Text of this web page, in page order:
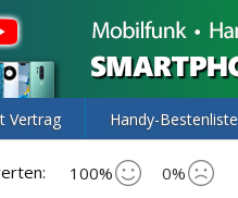
Vertrag Handy-Bestenliste
100% 0%